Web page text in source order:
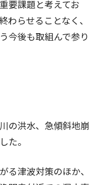
要課題と考えてお
わらせることなく、
今後も取組んで参り
の洪水、急傾斜地崩
た。
る津波対策のほか、